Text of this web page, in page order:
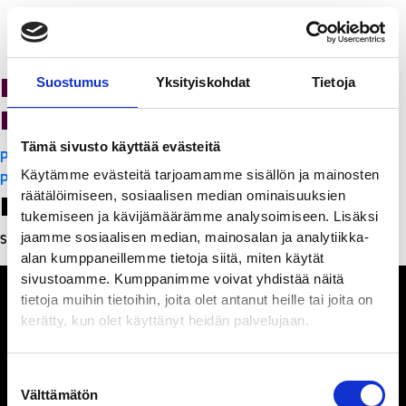
Suostumus Yksityiskohdat Tietoja
Tämä sivusto käyttää evästeitä
Käytämme evästeitä tarjoamamme sisällön ja mainosten
räätälöimiseen, sosiaalisen median ominaisuuksien
tukemiseen ja kävijämäärämme analysoimiseen. Lisäksi
jaamme sosiaalisen median, mainosalan ja analytiikka-
alan kumppaneillemme tietoja siitä, miten käytät
sivustoamme. Kumppanimme voivat yhdistää näitä
tietoja muihin tietoihin, joita olet antanut heille tai joita on
kerätty, kun olet käyttänyt heidän palvelujaan.
valinta
Välttämätön
K-Citymarket Pori
Puuvilla
Artikkelien
selaus
PanchoVilla
PanchoVilla
Leave a Reply
Sinun täytyykirjautua sisäänkommentoidaksesi.
ihmeteltävää